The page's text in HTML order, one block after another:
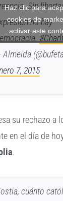
Sin
no hay
Almeida
7, 2015
Haz clic para
cookies de
activar este
su rechazo a
en el día de
.
cuánto